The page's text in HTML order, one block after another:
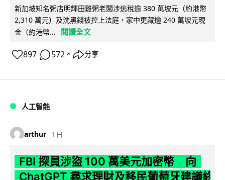
新加坡知名粥店明輝田雞粥老闆涉逃稅逾 380 萬坡元（約港幣
2,310 萬元）及洗黑錢被控上法庭，家中更藏逾 240 萬坡元現
金（約港幣...
閱讀全文
897 572 ↗ 分享
人工智能
arthur 1 日
FBI 探員涉盜 100 萬美元加密幣 向
ChatGPT 尋求理財及移民葡萄牙建議終